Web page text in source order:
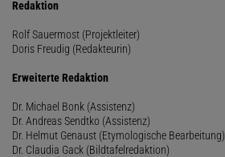
Redaktion
Rolf Sauermost (Projektleiter)
Doris Freudig (Redakteurin)
Erweiterte Redaktion
Dr. Michael Bonk (Assistenz)
Dr. Andreas Sendtko (Assistenz)
Dr. Helmut Genaust (Etymologische Bearbeitung)
Dr. Claudia Gack (Bildtafelredaktion)